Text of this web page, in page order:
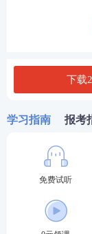
冲刺
（学习
4h/科）
直播密
（学习时
下载
学习指南 报考
免费试听